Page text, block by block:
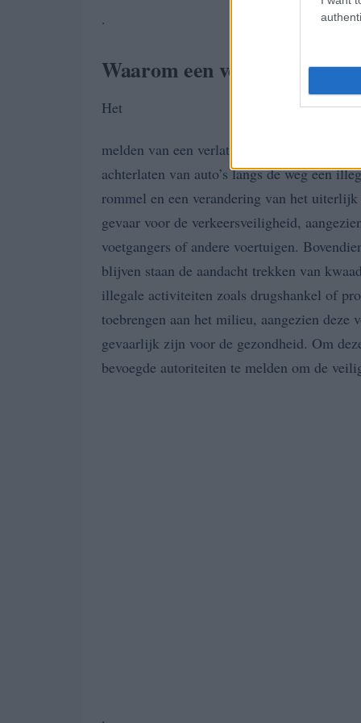
.
Waarom een verlaten auto
Het
melden van een verlaten auto is om
achterlaten van auto’s langs de weg een
rommel en een verandering van het
gevaar voor de verkeersveiligheid,
voetgangers of andere voertuigen.
blijven staan de aandacht trekken van
illegale activiteiten zoals drugshankel of
toebrengen aan het milieu, aangezien
gevaarlijk zijn voor de gezondheid. Om
bevoegde autoriteiten te melden om de
.